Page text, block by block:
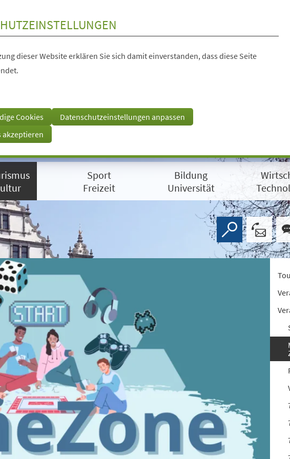
dieser Website erklären Sie sich damit einverstanden, dass diese Seite
Cookies
Datenschutzeinstellungen anpassen
akzeptieren
Sport
Freizeit
Bildung
Universität